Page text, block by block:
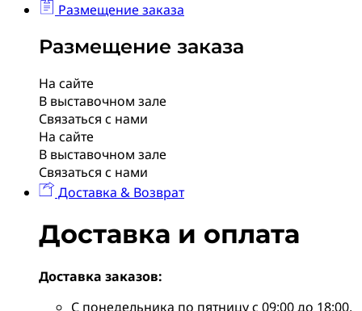
Размещение заказа
Размещение заказа
На сайте
В выставочном зале
Связаться с нами
На сайте
В выставочном зале
Связаться с нами
Доставка & Возврат
Доставка и оплата
Доставка заказов:
С понедельника по пятницу с 09:00 до 18:00.